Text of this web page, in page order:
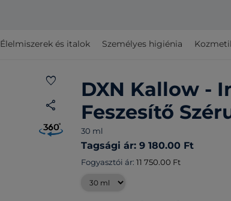
Élelmiszerek és italok Személyes higiénia
favorite
share
DXN Kallow -
Feszesítő
30 ml
Tagsági ár: 9 180.00 Ft
Fogyasztói ár: 11 750.00 Ft